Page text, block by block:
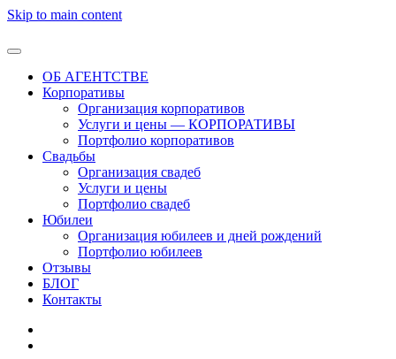
Skip to main content
ОБ АГЕНТСТВЕ
Корпоративы
Организация корпоративов
Услуги и цены — КОРПОРАТИВЫ
Портфолио корпоративов
Свадьбы
Организация свадеб
Услуги и цены
Портфолио свадеб
Юбилеи
Организация юбилеев и дней рождений
Портфолио юбилеев
Отзывы
БЛОГ
Контакты